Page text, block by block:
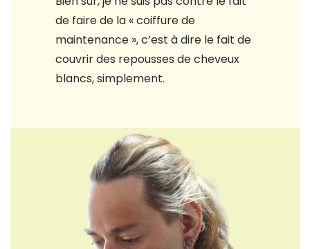
de faire de la « coiffure de
maintenance », c’est à dire le fait de
couvrir des repousses de cheveux
blancs, simplement.